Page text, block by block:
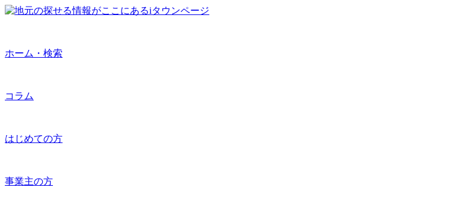
ホーム・検索
コラム
はじめての方
事業主の方